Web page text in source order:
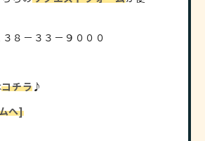
８－３３－９０００
コチラ ♪
へ]